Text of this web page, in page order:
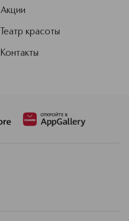
Акции
Театр красоты
Контакты